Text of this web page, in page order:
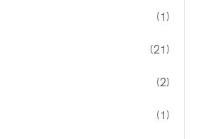
(1)
(21)
(2)
(1)